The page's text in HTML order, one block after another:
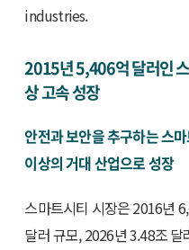
industries.
2015년 5,406억 달러인
상 고속 성장
안전과 보안을 추구하는 스
이상의 거대 산업으로 성장
스마트시티 시장은 2016년
달러 규모, 2026년 3.48조